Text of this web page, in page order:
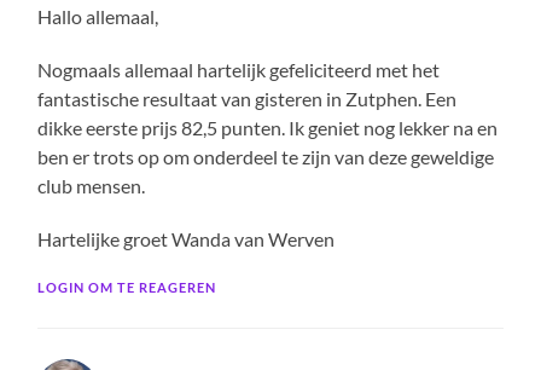
Hallo allemaal,
Nogmaals allemaal hartelijk gefeliciteerd met het
fantastische resultaat van gisteren in Zutphen. Een
dikke eerste prijs 82,5 punten. Ik geniet nog lekker na en
ben er trots op om onderdeel te zijn van deze geweldige
club mensen.
Hartelijke groet Wanda van Werven
LOGIN OM TE REAGEREN